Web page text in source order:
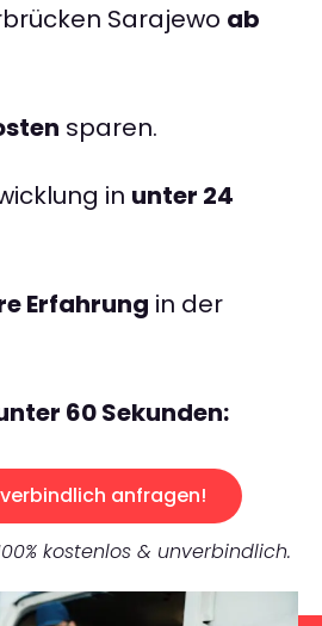
Sarajewo ab
sparen.
in unter 24
Erfahrung in der
60 Sekunden:
anfragen!
kostenlos & unverbindlich.